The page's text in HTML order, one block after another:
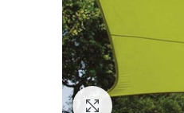
Click to enlarge